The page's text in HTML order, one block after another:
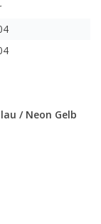
/ Neon Gelb